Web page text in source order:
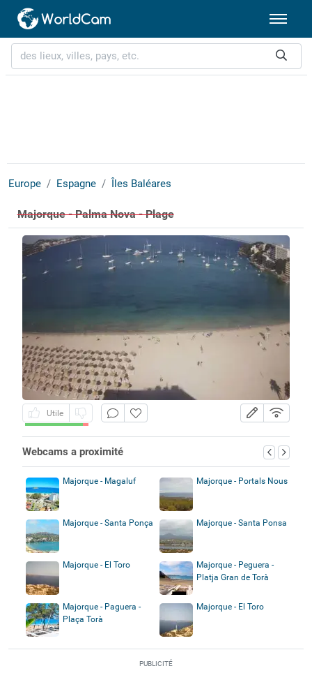
Europe Espagne Îles Baléares
Majorque - Palma Nova - Plage
Utile
Webcams a proximité
Majorque - Magaluf Majorque - Portals Nous
Majorque - Santa Ponça Majorque - Santa Ponsa
Majorque - El Toro
Majorque - Peguera -
Platja Gran de Torà
Majorque - Paguera -
Plaça Torà
Majorque - El Toro
PUBLICITÉ